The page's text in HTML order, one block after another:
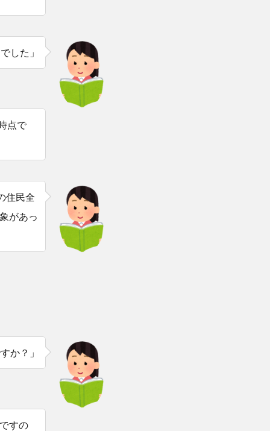
した」
点で
住民全
があっ
か？」
すの